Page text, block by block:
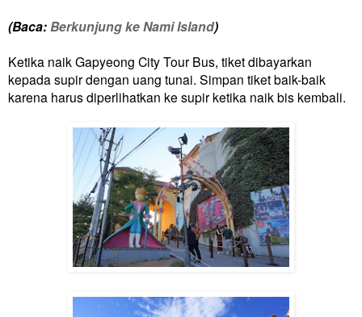
(Baca:Berkunjung ke Nami Island)
Ketika naik Gapyeong City Tour Bus, tiket dibayarkan
kepada supir dengan uang tunai. Simpan tiket baik-baik
karena harus diperlihatkan ke supir ketika naik bis kembali.